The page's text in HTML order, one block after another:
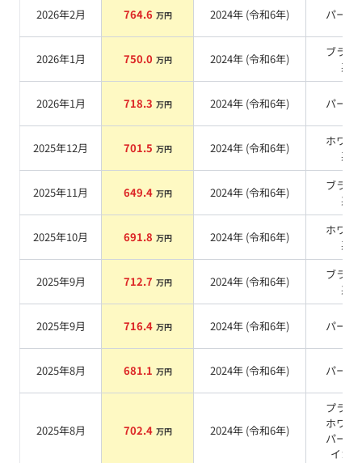
2026年2月 764.6 万円 2024年 (令和6年) パール
2026年1月 750.0 万円 2024年 (令和6年)
ブラッ
系
2026年1月 718.3 万円 2024年 (令和6年) パール
2025年12月 701.5 万円 2024年 (令和6年)
ホワイ
系
2025年11月 649.4 万円 2024年 (令和6年)
ブラッ
系
2025年10月 691.8 万円 2024年 (令和6年)
ホワイ
系
2025年9月 712.7 万円 2024年 (令和6年)
ブラッ
系
2025年9月 716.4 万円 2024年 (令和6年) パール
2025年8月 681.1 万円 2024年 (令和6年) パール
2025年8月 702.4 万円 2024年 (令和6年)
プラチ
ホワイ
パール
イカ